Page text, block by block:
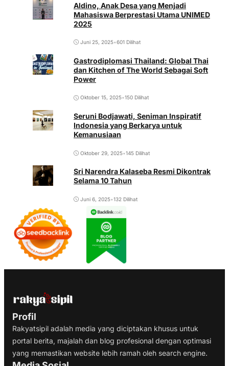
Aldino, Anak Desa yang Menjadi
Mahasiswa Berprestasi Utama UNIMED
2025
Juni 25, 2025•601 Dilihat
Gastrodiplomasi Thailand: Global Thai
dan Kitchen of The World Sebagai Soft
Power
Oktober 15, 2025•150 Dilihat
Seruni Bodjawati, Seniman Inspiratif
Indonesia yang Berkarya untuk
Kemanusiaan
Oktober 29, 2025•145 Dilihat
Sri Narendra Kalaseba Resmi Dikontrak
Selama 10 Tahun
Juni 6, 2025•132 Dilihat
Profil
Rakyatsipil adalah media yang diciptakan khusus untuk
portal berita, majalah dan blog profesional dengan optimasi
yang memastikan website lebih ramah oleh search engine.